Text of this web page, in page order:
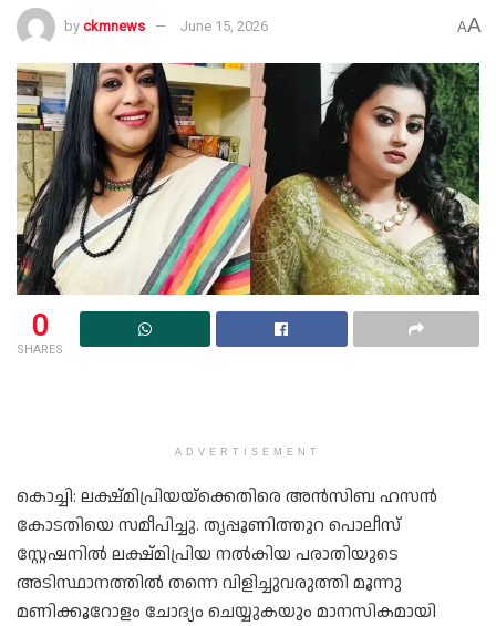
by ckmnews June 15, 2026 AA
0
SHARES
ADVERTISEMENT
കൊച്ചി: ലക്ഷ്മിപ്രിയയ്‌ക്കെതിരെ അന്‍സിബ ഹസന്‍
കോടതിയെ സമീപിച്ചു. തൃപ്പൂണിത്തുറ പൊലീസ്
സ്റ്റേഷനില്‍ ലക്ഷ്മിപ്രിയ നല്‍കിയ പരാതിയുടെ
അടിസ്ഥാനത്തില്‍ തന്നെ വിളിച്ചുവരുത്തി മൂന്നു
മണിക്കൂറോളം ചോദ്യം ചെയ്യുകയും മാനസികമായി